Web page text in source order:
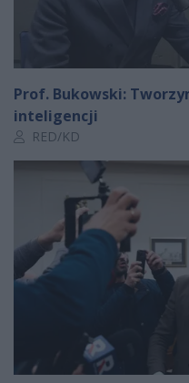
Prof. Bukowski:
inteligencji
Autor artykułu:
RED/KD